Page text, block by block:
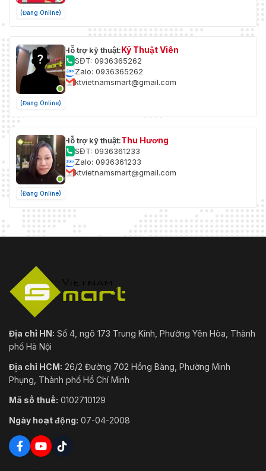
Tiêu thụ điện
Môi trường
Nhiệt độ hoạt
động
–40 °C đến +60 °C (–40 °F đến +140 °F)
Nhiệt độ lưu
trữ
–40 °C đến +60 °C (–40 °F đến +140 °F)
Độ ẩm lưu trữ
Mức độ
Kết cấu
Vật liệu vỏ Kim loại
Kích thước
sản phẩm
R × C)
Trọng lượng
tịnh
lượng
(Đang Online)
(Đang Online)
Hỗ trợ kỹ thuật:Kỹ Thuật Viên
SĐT: 0936365262
Zalo: 0936365262
ktvietnamsmart@gmail.com
(Đang Online)
Hỗ trợ kỹ thuật:Thu Hương
SĐT: 0936361233
Zalo: 0936361233
ktvietnamsmart@gmail.com
Địa chỉ HN: Số 4, ngõ 173 Trung Kính, Phường Yên Hòa, Thành
phố Hà Nội
Địa chỉ HCM: 26/2 Đường 702 Hồng Bàng, Phường Minh
Phụng, Thành phố Hồ Chí Minh
Mã số thuế: 0102710129
Ngày hoạt động: 07-04-2008